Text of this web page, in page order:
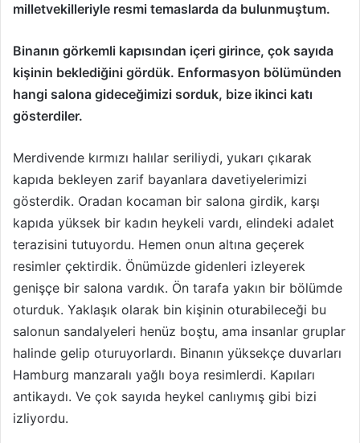
milletvekilleriyle resmi temaslarda da bulunmuştum.
Binanın görkemli kapısından içeri girince, çok sayıda
kişinin beklediğini gördük. Enformasyon bölümünden
hangi salona gideceğimizi sorduk, bize ikinci katı
gösterdiler.
Merdivende kırmızı halılar seriliydi, yukarı çıkarak
kapıda bekleyen zarif bayanlara davetiyelerimizi
gösterdik. Oradan kocaman bir salona girdik, karşı
kapıda yüksek bir kadın heykeli vardı, elindeki adalet
terazisini tutuyordu. Hemen onun altına geçerek
resimler çektirdik. Önümüzde gidenleri izleyerek
genişçe bir salona vardık. Ön tarafa yakın bir bölümde
oturduk. Yaklaşık olarak bin kişinin oturabileceği bu
salonun sandalyeleri henüz boştu, ama insanlar gruplar
halinde gelip oturuyorlardı. Binanın yüksekçe duvarları
Hamburg manzaralı yağlı boya resimlerdi. Kapıları
antikaydı. Ve çok sayıda heykel canlıymış gibi bizi
izliyordu.